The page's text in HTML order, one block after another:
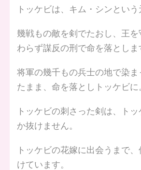
トッケビは、キム・シンという
幾戦もの敵を剣でたおし、王
わらず謀反の刑で命を落としま
将軍の幾千もの兵士の地で染ま
たまま、命を落としトッケビに
トッケビの刺さった剣は、ト
か抜けません。
トッケビの花嫁に出会うまで
けています。